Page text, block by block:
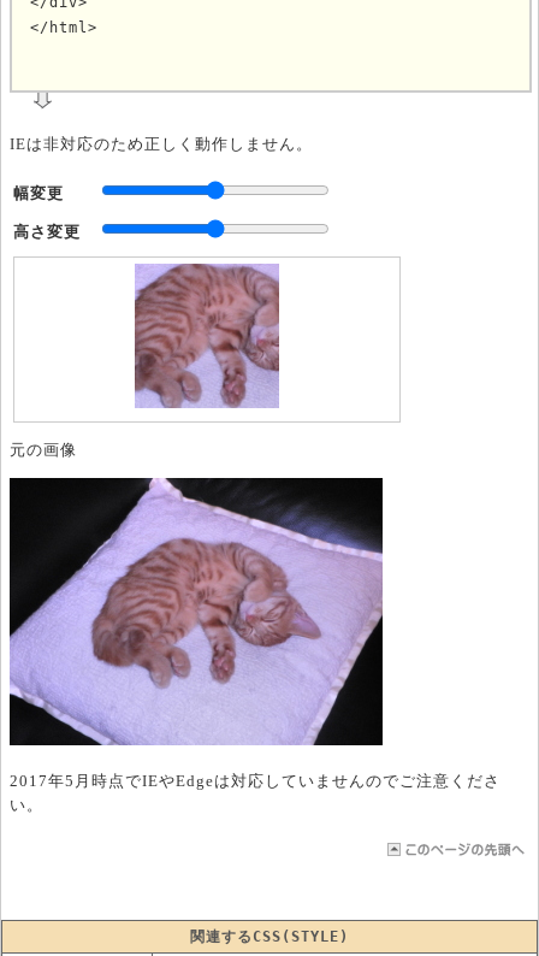
</html>
IEは非対応のため正しく動作しません。
幅変更
高さ変更
元の画像
2017年5月時点でIEやEdgeは対応していませんのでご注意くださ
い。
関連するCSS(STYLE)